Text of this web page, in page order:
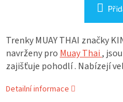
Trenky MUAY THAI značky
navrženy pro Muay Thai ,
zajišťuje pohodlí . Nabízejí
Detailní informace